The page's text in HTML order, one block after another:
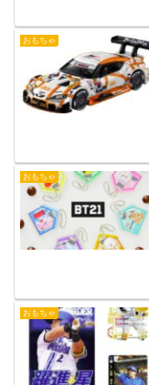
おもちゃ
おもちゃ
おもちゃ